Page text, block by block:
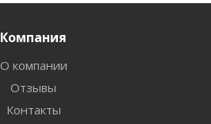
Компания
О компании
Отзывы
Контакты